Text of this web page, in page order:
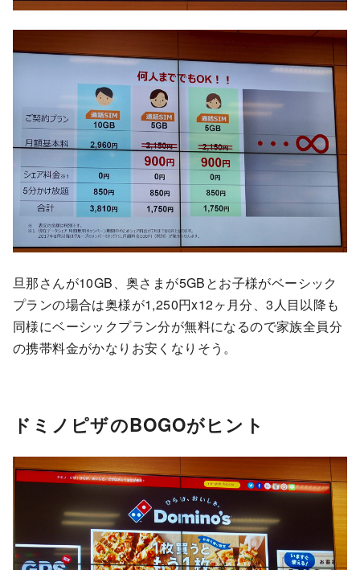
旦那さんが10GB、奥さまが5GBとお子様がベーシック
プランの場合は奥様が1,250円x12ヶ月分、3人目以降も
同様にベーシックプラン分が無料になるので家族全員分
の携帯料金がかなりお安くなりそう。
ドミノピザのBOGOがヒント